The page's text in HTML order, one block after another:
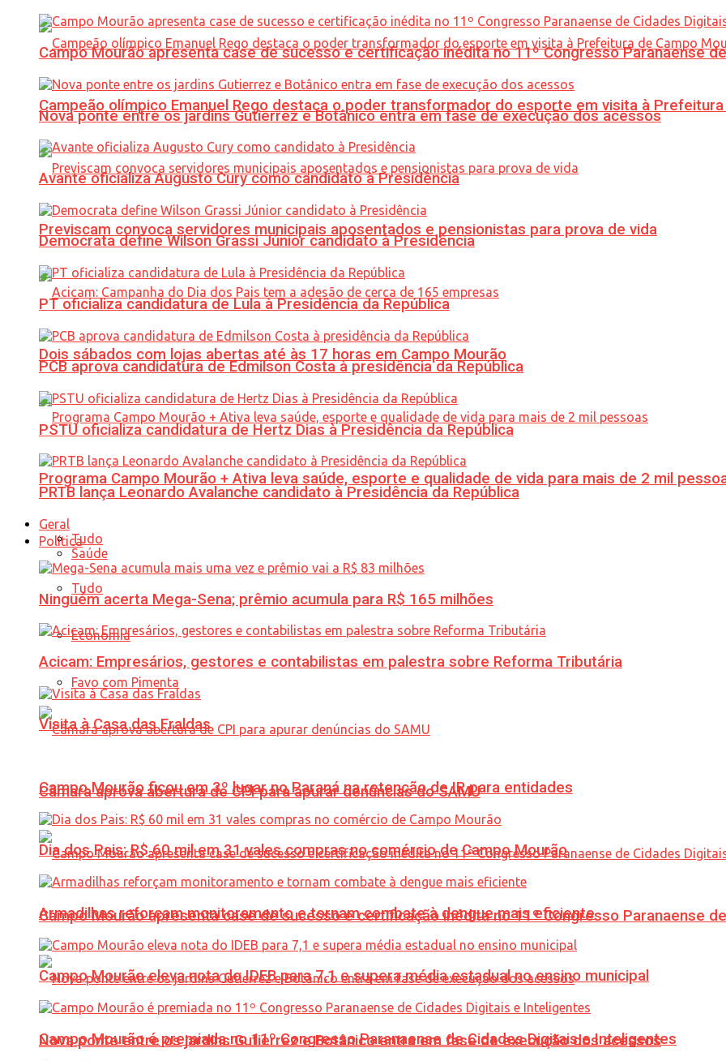
Campeão olímpico Emanuel Rego destaca o poder transformador do esporte em visita à
Previscam convoca servidores municipais aposentados e pensionistas para prova de vida
Dois sábados com lojas abertas até às 17 horas em Campo Mourão
Programa Campo Mourão + Ativa leva saúde, esporte e qualidade de vida para mais de 2 mil
Política
Tudo
Economia
Favo com Pimenta
Câmara aprova abertura de CPI para apurar denúncias do SAMU
Campo Mourão apresenta case de sucesso e certificação inédita no 11º Congresso Paranaense
Nova ponte entre os jardins Gutierrez e Botânico entra em fase de execução dos acessos
Campo Mourão apresenta case de sucesso e certificação inédita no 11º Congresso Paranaense
Nova ponte entre os jardins Gutierrez e Botânico entra em fase de execução dos acessos
Avante oficializa Augusto Cury como candidato à Presidência
Democrata define Wilson Grassi Júnior candidato à Presidência
PT oficializa candidatura de Lula à Presidência da República
PCB aprova candidatura de Edmilson Costa à presidência da República
PSTU oficializa candidatura de Hertz Dias à Presidência da República
PRTB lança Leonardo Avalanche candidato à Presidência da República
Geral
Tudo
Saúde
Ninguém acerta Mega-Sena; prêmio acumula para R$ 165 milhões
Acicam: Empresários, gestores e contabilistas em palestra sobre Reforma Tributária
Visita à Casa das Fraldas
Campo Mourão ficou em 3º lugar no Paraná na retenção de IR para entidades
Dia dos Pais: R$ 60 mil em 31 vales compras no comércio de Campo Mourão
Armadilhas reforçam monitoramento e tornam combate à dengue mais eficiente
Campo Mourão eleva nota do IDEB para 7,1 e supera média estadual no ensino municipal
Campo Mourão é premiada no 11º Congresso Paranaense de Cidades Digitais e Inteligentes